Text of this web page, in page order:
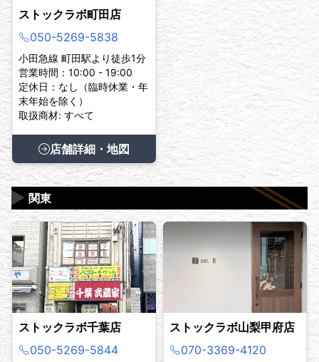
ストックラボ町田店
050-5269-5838
小田急線 町田駅より徒歩1分
営業時間：10:00 - 19:00
定休日：なし（臨時休業・年
末年始を除く）
取扱商材: すべて
店舗詳細・地図
関東
▶
ストックラボ千葉店
050-5269-5844
ストックラボ山梨甲府店
070-3369-4120